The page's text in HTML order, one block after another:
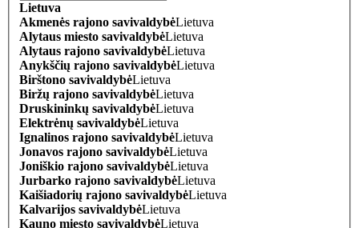
Lietuva
Akmenės rajono savivaldybėLietuva
Alytaus miesto savivaldybėLietuva
Alytaus rajono savivaldybėLietuva
Anykščių rajono savivaldybėLietuva
Birštono savivaldybėLietuva
Biržų rajono savivaldybėLietuva
Druskininkų savivaldybėLietuva
Elektrėnų savivaldybėLietuva
Ignalinos rajono savivaldybėLietuva
Jonavos rajono savivaldybėLietuva
Joniškio rajono savivaldybėLietuva
Jurbarko rajono savivaldybėLietuva
Kaišiadorių rajono savivaldybėLietuva
Kalvarijos savivaldybėLietuva
Kauno miesto savivaldybėLietuva